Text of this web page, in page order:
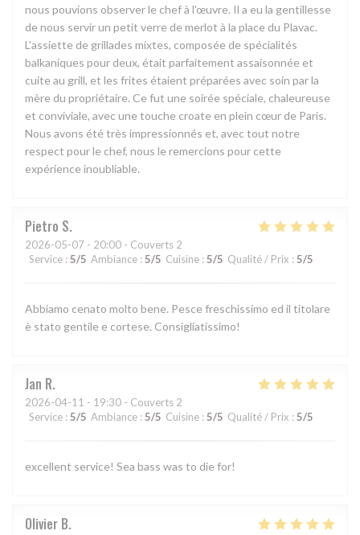
nous pouvions observer le chef à l'œuvre. Il a eu la gentillesse
de nous servir un petit verre de merlot à la place du Plavac.
L'assiette de grillades mixtes, composée de spécialités
balkaniques pour deux, était parfaitement assaisonnée et
cuite au grill, et les frites étaient préparées avec soin par la
mère du propriétaire. Ce fut une soirée spéciale, chaleureuse
et conviviale, avec une touche croate en plein cœur de Paris.
Nous avons été très impressionnés et, avec tout notre
respect pour le chef, nous le remercions pour cette
expérience inoubliable.
Pietro S
2026-05-07 - 20:00 - Couverts 2
Service : 5/5 Ambiance : 5/5 Cuisine : 5/5 Qualité / Prix : 5/5
Abbiamo cenato molto bene. Pesce freschissimo ed il titolare
è stato gentile e cortese. Consigliatissimo!
Jan R
2026-04-11 - 19:30 - Couverts 2
Service : 5/5 Ambiance : 5/5 Cuisine : 5/5 Qualité / Prix : 5/5
excellent service! Sea bass was to die for!
Olivier B